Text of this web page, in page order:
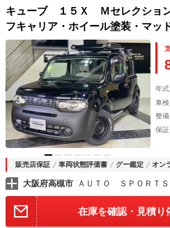
キューブ １５Ｘ Ｍセレクショ
フキャリア・ホイール塗装・マッ
グＴＶ・ＬＥＤヘッドライト・プ
ー・禁煙車
年式
車検
整備
保証
販売店保証 車両状態評価書 グー鑑定 オン
大阪府高槻市
在庫を確認・見積り